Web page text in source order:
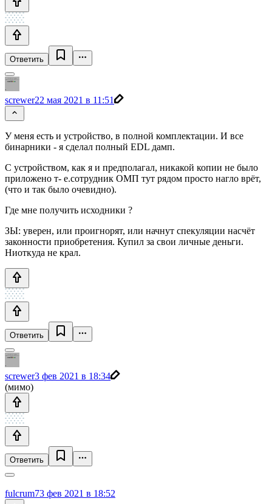
Ответить
screwer22 мая 2021 в 11:51
У меня есть и устройство, в полной комплектации. И все
бинарники - я сделал полный EDL дамп.
С устройством, как я и предполагал, никакой копии не было
приложено т- е.сотрудник ОМП тут рядом просто нагло врёт,
(что и так было очевидно).
Где мне получить исходники ?
ЗЫ: уверен, или проигнорят, или начнут спекуляции насчёт
законности приобретения. Купил за свои личные деньги.
Ниоткуда не крал.
Ответить
screwer3 фев 2021 в 18:34
(мимо)
Ответить
fulcrum73 фев 2021 в 18:52